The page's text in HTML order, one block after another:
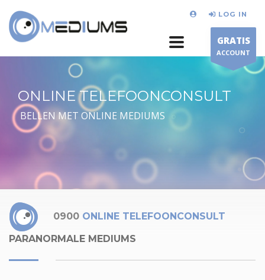
LOG IN
GRATIS
ACCOUNT
ONLINE TELEFOONCONSULT
BELLEN MET ONLINE MEDIUMS
0900 ONLINE TELEFOONCONSULT
PARANORMALE MEDIUMS